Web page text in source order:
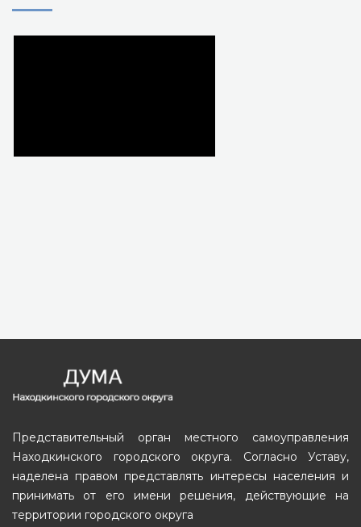
Представительный орган местного самоуправления
Находкинского городского округа. Согласно Уставу,
наделена правом представлять интересы населения и
принимать от его имени решения, действующие на
территории городского округа